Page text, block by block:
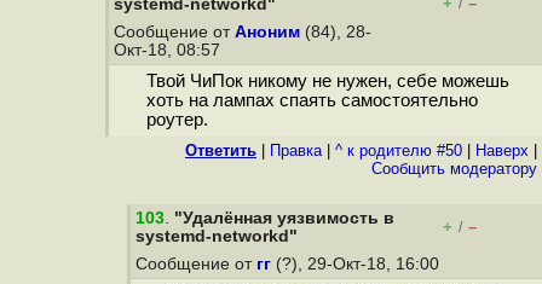
systemd-networkd"
/
Сообщение от Аноним (84), 28-
Окт-18, 08:57
Твой ЧиПок никому не нужен, себе можешь
хоть на лампах спаять самостоятельно
роутер.
Ответить Правка| ^ к родителю #50 Наверх
Cообщить модератору
103. "Удалённая уязвимость в
systemd-networkd"
+ / –
Сообщение от гг (?), 29-Окт-18, 16:00